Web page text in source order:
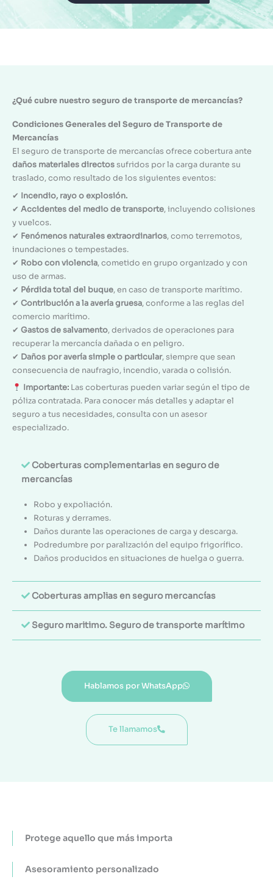
¿Qué cubre nuestro seguro de transporte de mercancías?
Condiciones Generales del Seguro de Transporte de
Mercancías
El seguro de transporte de mercancías ofrece cobertura ante
daños materiales directossufridos por la carga durante su
traslado, como resultado de los siguientes eventos:
✔
Incendio, rayo o explosión.
✔ Accidentes del medio de transporte, incluyendo colisiones
y vuelcos.
✔ Fenómenos naturales extraordinarios, como terremotos,
inundaciones o tempestades.
✔ Robo con violencia, cometido en grupo organizado y con
uso de armas.
✔ Pérdida total del buque, en caso de transporte marítimo.
✔ Contribución a la avería gruesa, conforme a las reglas del
comercio marítimo.
✔ Gastos de salvamento, derivados de operaciones para
recuperar la mercancía dañada o en peligro.
✔ Daños por avería simple o particular, siempre que sean
consecuencia de naufragio, incendio, varada o colisión.
Importante:Las coberturas pueden variar según el tipo de
póliza contratada. Para conocer más detalles y adaptar el
seguro a tus necesidades, consulta con un asesor
especializado.
Coberturas complementarias en seguro de
mercancías
Robo y expoliación.
Roturas y derrames.
Daños durante las operaciones de carga y descarga.
Podredumbre por paralización del equipo frigorífico.
Daños producidos en situaciones de huelga o guerra.
Coberturas amplias en seguro mercancías
Seguro maritimo. Seguro de transporte marítimo
Hablamos por WhatsApp
Te llamamos
Protege aquello que más importa
Asesoramiento personalizado